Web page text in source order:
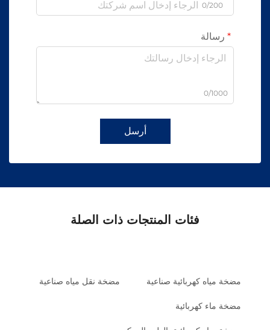
0/200
رسالة
0/1000
أرسل
فئات المنتجات ذات الصلة
مضخة مياه كهربائية صناعية مضخة نقل مياه صناعية
مضخة ماء كهربائية